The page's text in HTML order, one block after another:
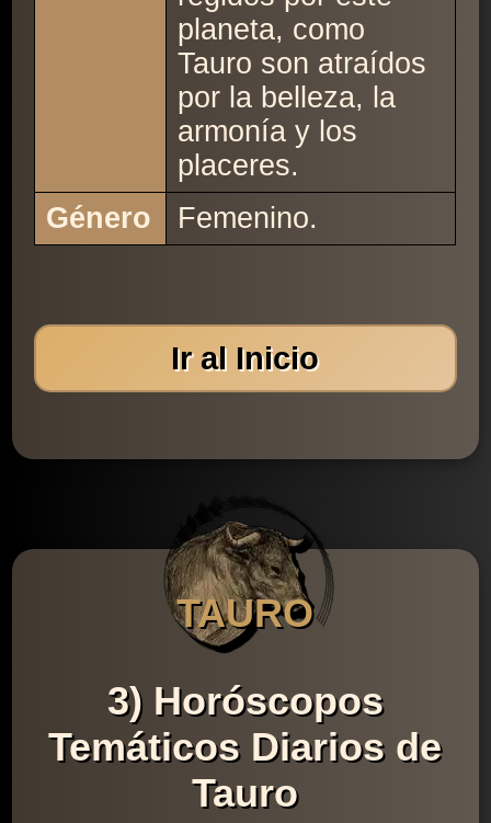
planeta, como
Tauro son atraídos
por la belleza, la
armonía y los
placeres.
Género
Femenino.
Ir al Inicio
TAURO
3) Horóscopos
Temáticos Diarios de
Tauro